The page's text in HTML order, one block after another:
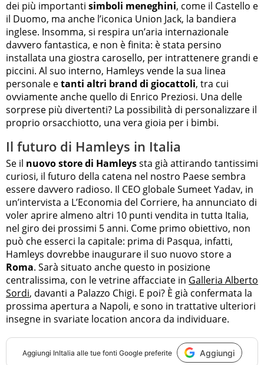
dei più importanti simboli meneghini, come il Castello e
il Duomo, ma anche l’iconica Union Jack, la bandiera
inglese. Insomma, si respira un’aria internazionale
davvero fantastica, e non è finita: è stata persino
installata una giostra carosello, per intrattenere grandi e
piccini. Al suo interno, Hamleys vende la sua linea
personale etanti altri brand di giocattoli, tra cui
ovviamente anche quello di Enrico Preziosi. Una delle
sorprese più divertenti? La possibilità di personalizzare il
proprio orsacchiotto, una vera gioia per i bimbi.
Il futuro di Hamleys in Italia
Se il nuovo store di Hamleyssta già attirando tantissimi
curiosi, il futuro della catena nel nostro Paese sembra
essere davvero radioso. Il CEO globale Sumeet Yadav, in
un’intervista a L’Economia del Corriere, ha annunciato di
voler aprire almeno altri 10 punti vendita in tutta Italia,
nel giro dei prossimi 5 anni. Come primo obiettivo, non
può che esserci la capitale: prima di Pasqua, infatti,
Hamleys dovrebbe inaugurare il suo nuovo store a
Roma. Sarà situato anche questo in posizione
centralissima, con le vetrine affacciate in Galleria Alberto
Sordi, davanti a Palazzo Chigi. E poi? È già confermata la
prossima apertura a Napoli, e sono in trattative ulteriori
insegne in svariate location ancora da individuare.
Aggiungi InItalia alle tue fonti Google preferite Aggiungi